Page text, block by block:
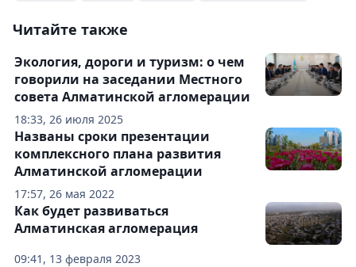
Читайте также
18:33, 26 июля 2025
Экология, дороги и туризм: о чем
говорили на заседании Местного
совета Алматинской агломерации
17:57, 26 мая 2022
Названы сроки презентации
комплексного плана развития
Алматинской агломерации
09:41, 13 февраля 2023
Как будет развиваться
Алматинская агломерация